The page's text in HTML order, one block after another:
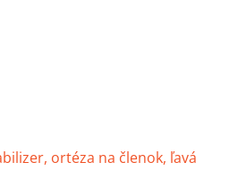
ortéza na členok, ľavá